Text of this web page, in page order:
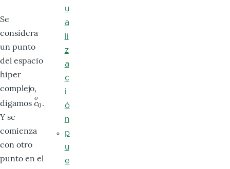
Se
considera
un punto
del espacio
hiper
complejo,
digamos c
o
0
co0.
Y se
comienza
con otro
punto en el
u
a
li
z
a
c
i
ó
n
p
u
e